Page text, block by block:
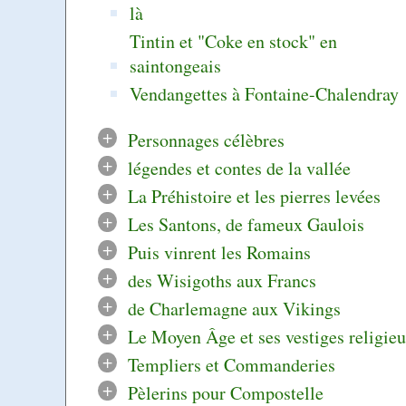
là
Tintin et "Coke en stock" en
saintongeais
Vendangettes à Fontaine-
+
Personnages célèbres
+
légendes et contes de la vallée
+
La Préhistoire et les pierres levées
+
Les Santons, de fameux Gaulois
+
Puis vinrent les Romains
+
des Wisigoths aux Francs
+
de Charlemagne aux Vikings
+
Le Moyen Âge et ses vestiges
+
Templiers et Commanderies
+
Pèlerins pour Compostelle